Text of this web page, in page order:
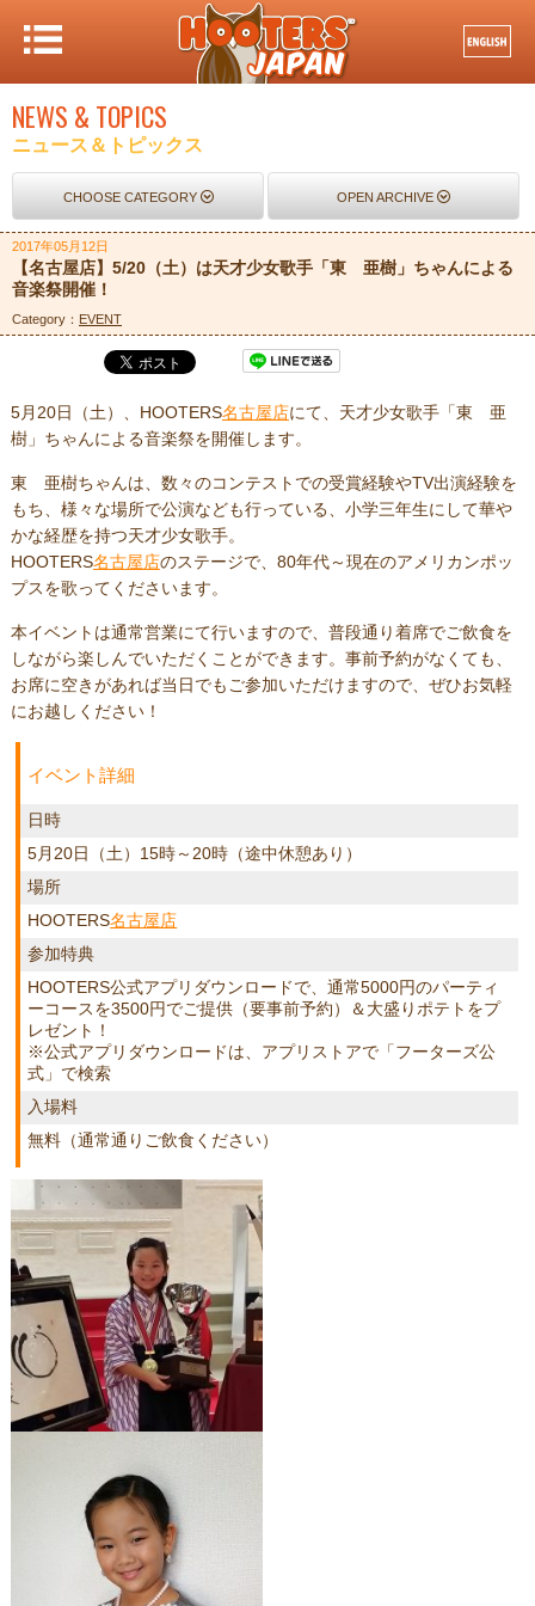
NEWS & TOPICS
ニュース＆トピックス
CHOOSE CATEGORY OPEN ARCHIVE
2017年05月12日
【名古屋店】5/20（土）は天才少女歌手「東 亜樹」ちゃんによる
音楽祭開催！
Category： EVENT
5月20日（土）、HOOTERS名古屋店にて、天才少女歌手「東 亜
樹」ちゃんによる音楽祭を開催します。
東 亜樹ちゃんは、数々のコンテストでの受賞経験やTV出演経験を
もち、様々な場所で公演なども行っている、小学三年生にして華や
かな経歴を持つ天才少女歌手。
HOOTERS名古屋店のステージで、80年代～現在のアメリカンポッ
プスを歌ってくださいます。
本イベントは通常営業にて行いますので、普段通り着席でご飲食を
しながら楽しんでいただくことができます。事前予約がなくても、
お席に空きがあれば当日でもご参加いただけますので、ぜひお気軽
にお越しください！
イベント詳細
日時
5月20日（土）15時～20時（途中休憩あり）
場所
HOOTERS名古屋店
参加特典
HOOTERS公式アプリダウンロードで、通常5000円のパーティ
ーコースを3500円でご提供（要事前予約）＆大盛りポテトをプ
レゼント！
※公式アプリダウンロードは、アプリストアで「フーターズ公
式」で検索
入場料
無料（通常通りご飲食ください）